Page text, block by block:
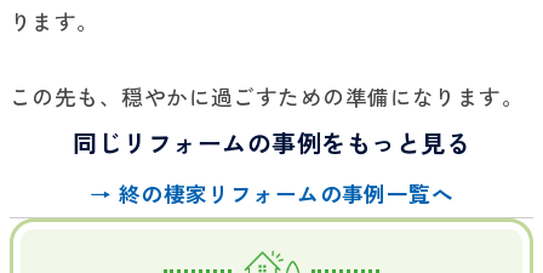
ります。
この先も、穏やかに過ごすための準備になります。
同じリフォームの事例をもっと見る
→ 終の棲家リフォームの事例一覧へ